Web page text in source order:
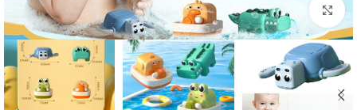
بزرگنمایی تصویر